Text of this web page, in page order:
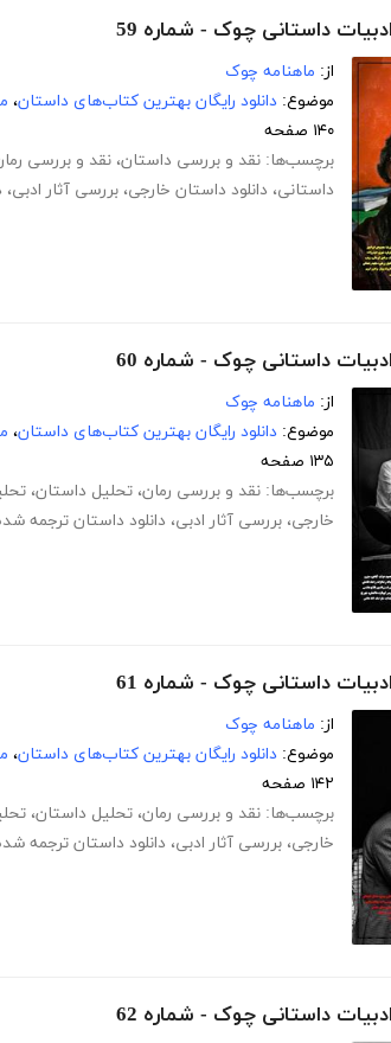
داستانی چوک - شماره 59
از: ماهنامه چوک
موضوع: دانلود رایگان بهترین کتاب‌های داستان،
۱۴۰ صفحه
برچسب‌ها: نقد و بررسی داستان، نقد و بررسی
داستانی، دانلود داستان خارجی، بررسی آثار ادبی،
داستانی چوک - شماره 60
از: ماهنامه چوک
موضوع: دانلود رایگان بهترین کتاب‌های داستان،
۱۳۵ صفحه
برچسب‌ها: نقد و بررسی رمان، تحلیل داستان،
خارجی، بررسی آثار ادبی، دانلود داستان ترجمه
داستانی چوک - شماره 61
از: ماهنامه چوک
موضوع: دانلود رایگان بهترین کتاب‌های داستان،
۱۴۲ صفحه
برچسب‌ها: نقد و بررسی رمان، تحلیل داستان،
خارجی، بررسی آثار ادبی، دانلود داستان ترجمه
داستانی چوک - شماره 62